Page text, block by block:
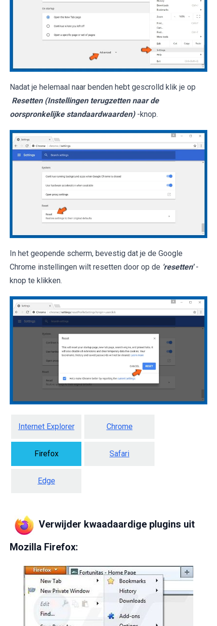
Nadat je helemaal naar benden hebt gescrolld klik je op
Resetten (Instellingen terugzetten naar de
oorspronkelijke standaardwaarden) -knop.
In het geopende scherm, bevestig dat je de Google
Chrome instellingen wilt resetten door op de 'resetten' -
knop te klikken.
Internet Explorer Chrome
Firefox Safari
Edge
Verwijder kwaadaardige plugins uit
Mozilla Firefox: